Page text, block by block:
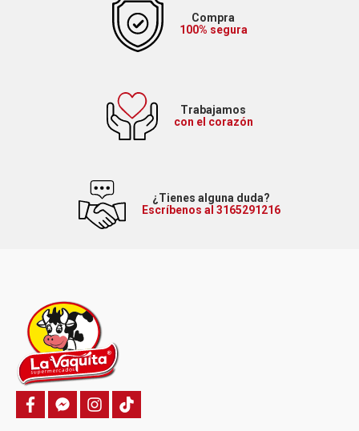
Compra
100% segura
Trabajamos
con el corazón
¿Tienes alguna duda?
Escríbenos al 3165291216
f
a
f
a
i
n
T
i